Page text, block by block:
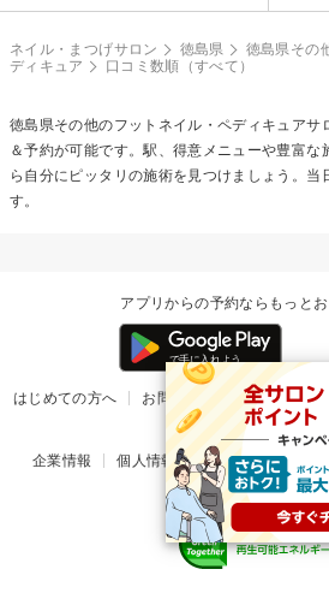
ネイル・まつげサロン 徳島県 徳島県その
ディキュア
口コミ数順（すべて）
徳島県その他のフットネイル・ペディキュアサ
＆予約が可能です。駅、得意メニューや豊富な
ら自分にピッタリの施術を見つけましょう。当
す。
アプリからの予約ならもっとお
はじめての方へ お問い合わせ ヘルプ
掲載ご希望のサロン様
企業情報 個人情報保護方針 楽天のサ
© Rakuten Group,